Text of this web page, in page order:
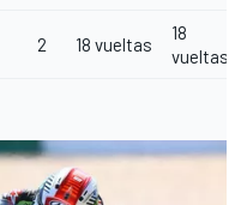
2 18 vueltas
18
vueltas